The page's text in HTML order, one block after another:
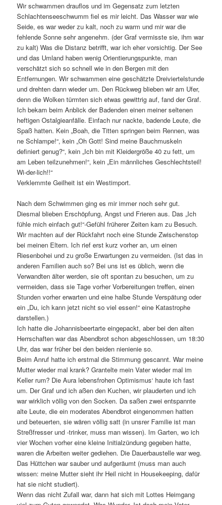
Wir schwammen drauflos und im Gegensatz zum letzten
Schlachtenseeschwumm fiel es mir leicht. Das Wasser war wie
Seide, es war weder zu kalt, noch zu warm und mir war die
fehlende Sonne sehr angenehm. (der Graf vermisste sie, ihm war
zu kalt) Was die Distanz betrifft, war ich eher vorsichtig. Der See
und das Umland haben wenig Orientierungspunkte, man
verschätzt sich so schnell wie in den Bergen mit den
Entfernungen. Wir schwammen eine geschätzte Dreiviertelstunde
und drehten dann wieder um. Den Rückweg blieben wir am Ufer,
denn die Wolken türmten sich etwas gewittrig auf, fand der Graf.
Ich bekam beim Anblick der Badenden einen meiner seltenen
heftigen Ostalgieanfälle. Einfach nur nackte, badende Leute, die
Spaß hatten. Kein „Boah, die Titten springen beim Rennen, was
ne Schlampe!“, kein „Oh Gott! Sind meine Bauchmuskeln
definiert genug?“, kein „Ich bin mit Kleidergröße 40 zu fett, um
am Leben teilzunehmen!“, kein „Ein männliches Geschlechtsteil!
Wi-der-lich!!“
Verklemmte Geilheit ist ein Westimport.
Nach dem Schwimmen ging es mir immer noch sehr gut.
Diesmal blieben Erschöpfung, Angst und Frieren aus. Das „Ich
fühle mich einfach gut!“-Gefühl früherer Zeiten kam zu Besuch.
Wir machten auf der Rückfahrt noch eine Stunde Zwischenstop
bei meinen Eltern. Ich rief erst kurz vorher an, um einen
Riesenbohei und zu große Erwartungen zu vermeiden. (Ist das in
anderen Familien auch so? Bei uns ist es üblich, wenn die
Verwandten älter werden, sie oft spontan zu besuchen, um zu
vermeiden, dass sie Tage vorher Vorbereitungen treffen, einen
Stunden vorher erwarten und eine halbe Stunde Verspätung oder
ein „Du, ich kann jetzt nicht so viel essen!“ eine Katastrophe
darstellen.)
Ich hatte die Johannisbeertarte eingepackt, aber bei den alten
Herrschaften war das Abendbrot schon abgeschlossen, um 18:30
Uhr, das war früher bei den beiden nienienie so.
Beim Anruf hatte ich erstmal die Stimmung gescannt. War meine
Mutter wieder mal krank? Grantelte mein Vater wieder mal im
Keller rum? Die Aura lebensfrohen Optimismus‘ haute ich fast
um. Der Graf und ich aßen den Kuchen, wir plauderten und ich
war wirklich völlig von den Socken. Da saßen zwei entspannte
alte Leute, die ein moderates Abendbrot eingenommen hatten
und beteuerten, sie wären völlig satt (in unsrer Familie ist man
Streßfresser und -trinker, muss man wissen). Im Garten, wo ich
vier Wochen vorher eine kleine Initialzündung gegeben hatte,
waren die Arbeiten weiter gediehen. Die Dauerbaustelle war weg.
Das Hüttchen war sauber und aufgeräumt (muss man auch
wissen: meine Mutter sieht ihr Heil nicht in Housekeeping, dafür
hat sie nicht studiert).
Wenn das nicht Zufall war, dann hat sich mit Lottes Heimgang